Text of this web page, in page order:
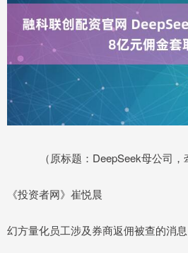
（原标题：DeepSeek母公司
《投资者网》崔悦晨
幻方量化员工涉及券商返佣被查的消